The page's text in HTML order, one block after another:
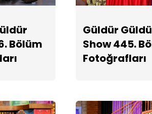
Bölüm
Güldür
Show 445.
Fotoğrafları